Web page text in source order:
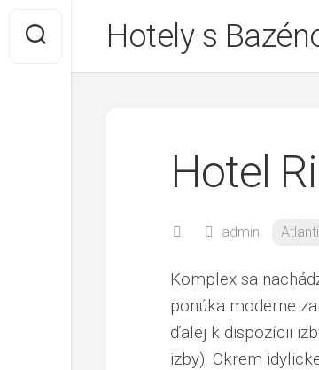
content
Hotely s
Hotel
admin
Komplex sa
ponúka moderne
ďalej k dispozícii
izby). Okrem